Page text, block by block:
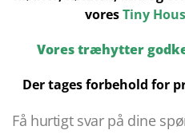
voresTiny
Vores træhytter
Der tages forbehold for
Få hurtigt svar på dine